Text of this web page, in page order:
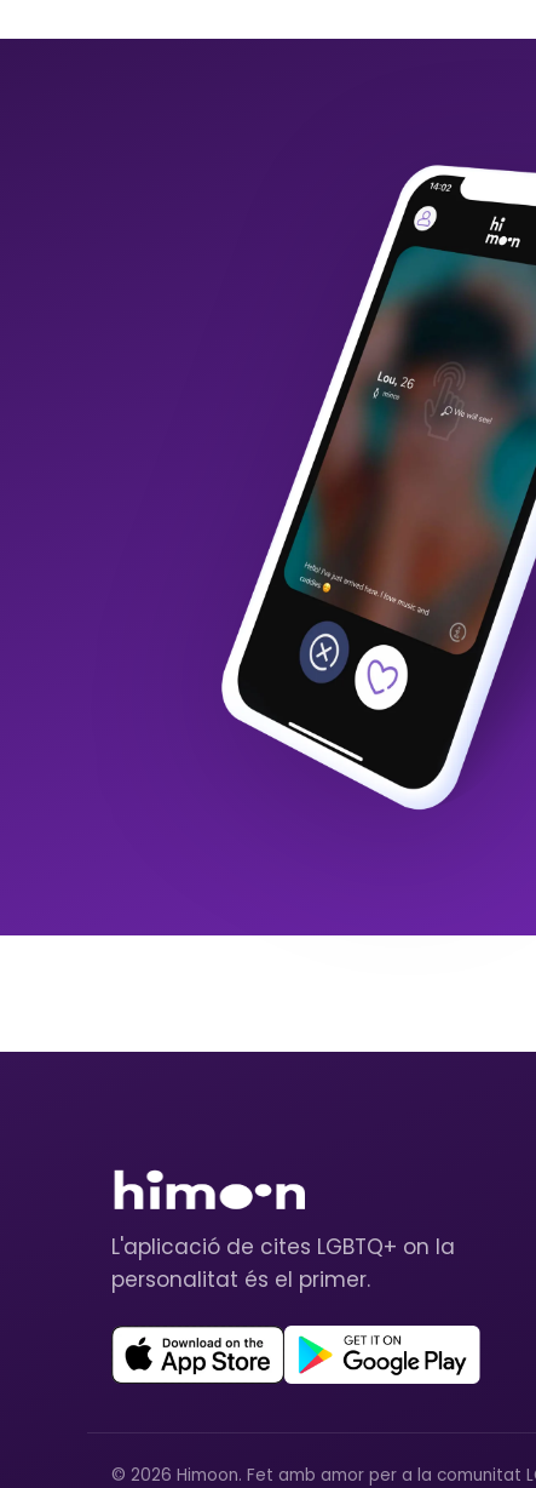
L'aplicació de cites LGBTQ+ on la
personalitat és el primer.
© 2026 Himoon. Fet amb amor per a la comunitat